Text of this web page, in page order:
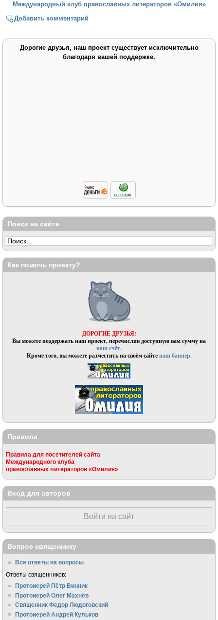
Международный клуб православных литераторов «Омилия»
Добавить комментарий
Дорогие друзья, наш проект существует исключительно
благодаря вашей поддержке.
Поиск на сайте
Как помочь проекту?
ДОРОГИЕ ДРУЗЬЯ!
Вы можете поддержать наш проект, перечислив доступную вам сумму на
наш счёт.
Кроме того, вы можете разместить на своём сайтенаш баннер.
Правила
Правила для посетителей сайта
Международного клуба
православных литераторов «Омилия»
Вход для авторов
Войти на сайт
Вопрос священнику
Все ответы на вопросы
Ответы священников:
Протоиерей Пётр Винник
Протоиерей Олег Махнёв
Священник Федор Людоговский
Протоиерей Андрей Кульков